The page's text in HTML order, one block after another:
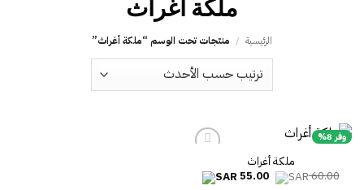
الرئيسية / منتجات تحت الوسم “‎ملكة أغراث‎”
وفر 8%
60.00
السعر
55.00 السعر
الحالي